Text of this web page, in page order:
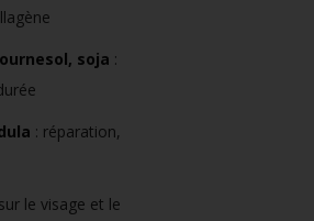
soja :
: réparation,
le visage et le